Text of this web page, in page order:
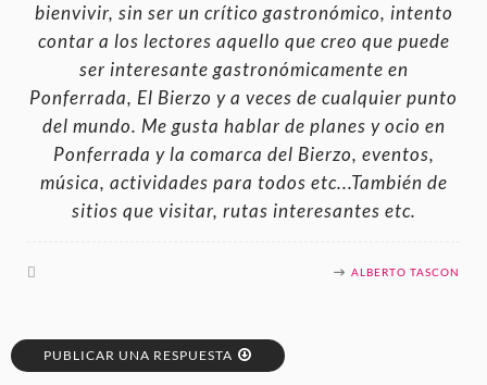
bienvivir, sin ser un crítico gastronómico, intento
contar a los lectores aquello que creo que puede
ser interesante gastronómicamente en
Ponferrada, El Bierzo y a veces de cualquier punto
del mundo. Me gusta hablar de planes y ocio en
Ponferrada y la comarca del Bierzo, eventos,
música, actividades para todos etc...También de
sitios que visitar, rutas interesantes etc.
ALBERTO TASCON
PUBLICAR UNA RESPUESTA